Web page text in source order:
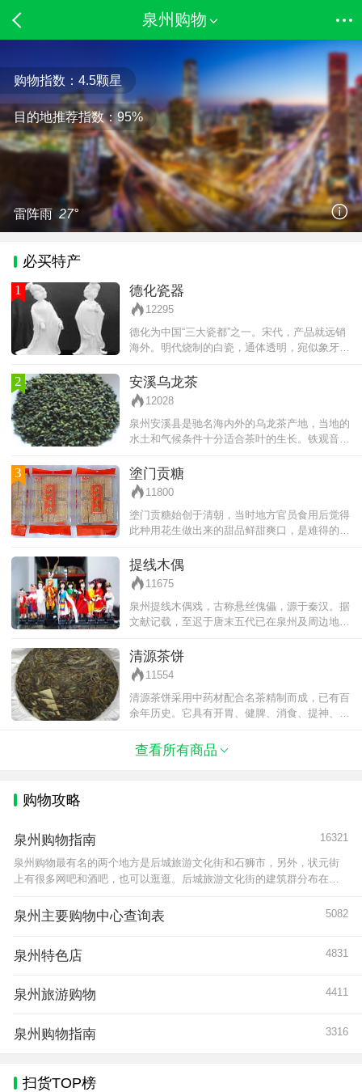
泉州购物
购物指数： 4.5颗星
目的地推荐指数：95%
雷阵雨 27°
必买特产
1 德化瓷器
12295
德化为中国“三大瓷都”之一。宋代，产品就远销
海外。明代烧制的白瓷，通体透明，宛似象牙，
品”。德化瓷器的品种有：建白
2 安溪乌龙茶
12028
泉州安溪县是驰名海内外的乌龙茶产地，当地的
水土和气候条件十分适合茶叶的生长。铁观音是
多个国家和地区，深受广大茶商和消
3 塗门贡糖
11800
塗门贡糖始创于清朝，当时地方官员食用后觉得
此种用花生做出来的甜品鲜甜爽口，是难得的特
品，上贡朝廷。皇帝尝过后，龙心大悦，
提线木偶
11675
泉州提线木偶戏，古称悬丝傀儡，源于秦汉。据
文献记载，至迟于唐末五代已在泉州及周边地区
不辍。至今保存700余出传统剧目和
清源茶饼
11554
清源茶饼采用中药材配合名茶精制而成，已有百
余年历史。它具有开胃、健脾、消食、提神、醒
幼咸宜，存贮越久，品质越佳，为闽南
查看所有商品
购物攻略
泉州购物指南 16321
泉州购物最有名的两个地方是后城旅游文化街和石狮市，另外，状元街
上有很多网吧和酒吧，也可以逛逛。后城旅游文化街的建筑群分布在八
泉州主要购物中心查询表 5082
泉州特色店 4831
泉州旅游购物 4411
泉州购物指南 3316
扫货TOP榜